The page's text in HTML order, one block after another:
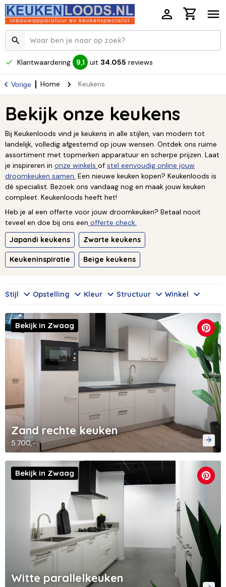
Klantwaardering 9,1 uit 34.055 reviews
Vorige Home Keukens
Bekijk onze keukens
Bij Keukenloods vind je keukens in alle stijlen, van modern tot
landelijk, volledig afgestemd op jouw wensen. Ontdek ons ruime
assortiment met topmerken apparatuur en scherpe prijzen. Laat
je inspireren in onze winkels of stel eenvoudig online jouw
droomkeuken samen. Een nieuwe keuken kopen? Keukenloods is
dé specialist. Bezoek ons vandaag nog en maak jouw keuken
compleet. Keukenloods heeft het!
Heb je al een offerte voor jouw droomkeuken? Betaal nooit
teveel en doe bij ons een offerte check.
Japandi keukens
Zwarte keukens
Keukeninspiratie Beige keukens
Stijl Opstelling Kleur Structuur Winkel
Zand rechte keuken
5.700,-
Bekijk in Zwaag
Witte parallelkeuken
Bekijk in Zwaag